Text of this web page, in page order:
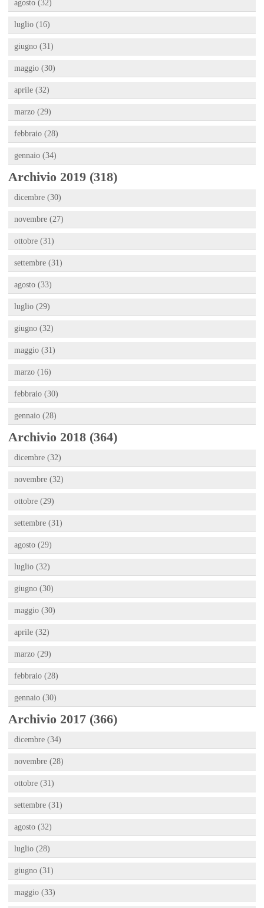
agosto (32)
luglio (16)
giugno (31)
maggio (30)
aprile (32)
marzo (29)
febbraio (28)
gennaio (34)
Archivio 2019 (318)
dicembre (30)
novembre (27)
ottobre (31)
settembre (31)
agosto (33)
luglio (29)
giugno (32)
maggio (31)
marzo (16)
febbraio (30)
gennaio (28)
Archivio 2018 (364)
dicembre (32)
novembre (32)
ottobre (29)
settembre (31)
agosto (29)
luglio (32)
giugno (30)
maggio (30)
aprile (32)
marzo (29)
febbraio (28)
gennaio (30)
Archivio 2017 (366)
dicembre (34)
novembre (28)
ottobre (31)
settembre (31)
agosto (32)
luglio (28)
giugno (31)
maggio (33)